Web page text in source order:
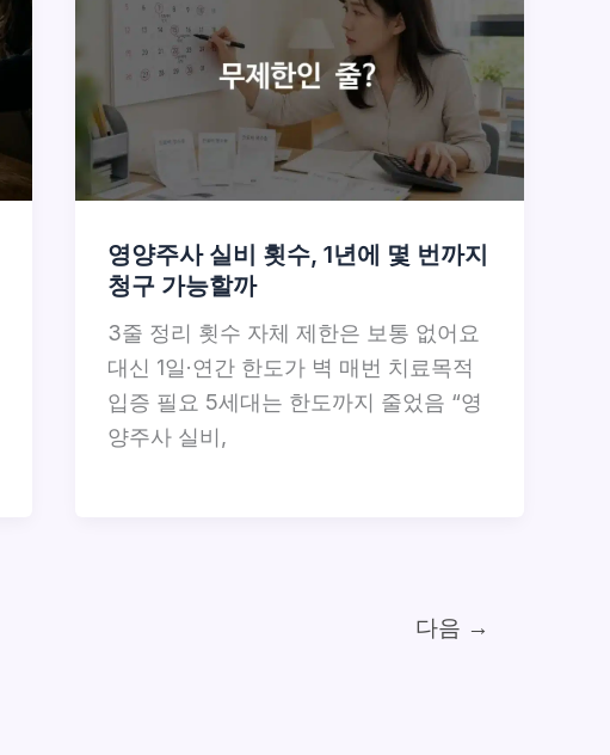
영양주사 실비 횟수, 1년에 몇 번까지
청구 가능할까
3줄 정리 횟수 자체 제한은 보통 없어요
대신 1일·연간 한도가 벽 매번 치료목적
입증 필요 5세대는 한도까지 줄었음 “영
양주사 실비,
다음 →